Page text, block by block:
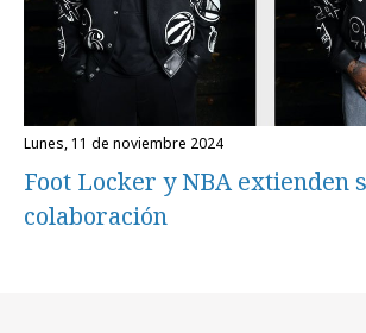
lunes, 11 de noviembre 2024
Foot Locker y NBA extienden
colaboración